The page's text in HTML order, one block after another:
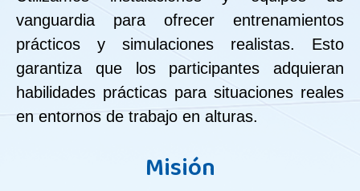
vanguardia para ofrecer entrenamientos
prácticos y simulaciones realistas. Esto
garantiza que los participantes adquieran
habilidades prácticas para situaciones reales
en entornos de trabajo en alturas.
Misión